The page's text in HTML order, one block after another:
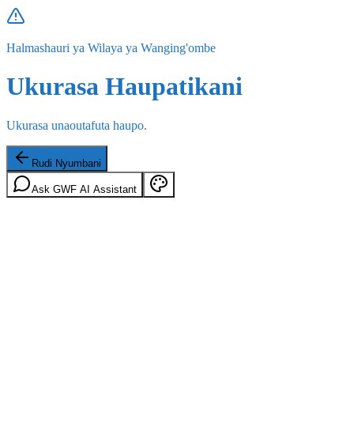
Halmashauri ya Wilaya ya Wanging'ombe
Ukurasa Haupatikani
Ukurasa unaoutafuta haupo.
Rudi Nyumbani
Ask GWF AI Assistant